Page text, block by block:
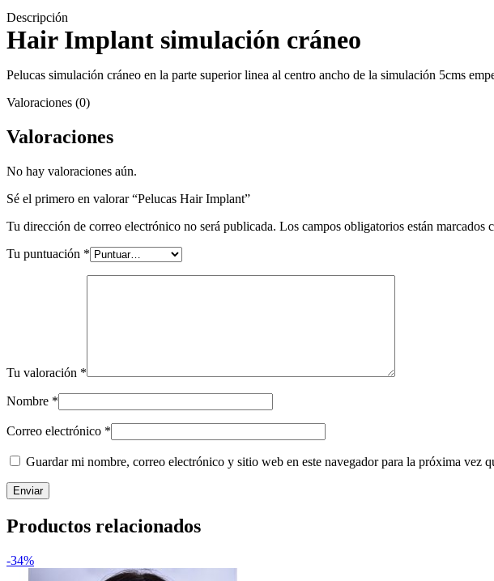
Descripción
Hair Implant simulación cráneo
Pelucas simulación cráneo en la parte superior linea al centro ancho de la simulación 5cms
Valoraciones (0)
Valoraciones
No hay valoraciones aún.
Sé el primero en valorar “Pelucas Hair Implant”
Tu dirección de correo electrónico no será publicada. Los campos obligatorios están marcados
Tu puntuación *
Tu valoración *
Nombre *
Correo electrónico *
Guardar mi nombre, correo electrónico y sitio web en este navegador para la próxima vez
Productos relacionados
-34%